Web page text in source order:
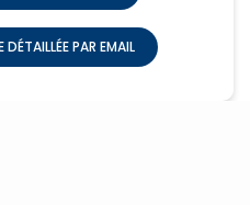
DÉTAILLÉE PAR EMAIL